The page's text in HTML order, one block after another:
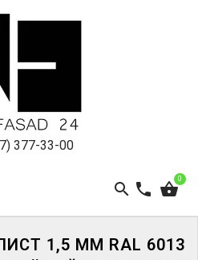
377-33-00
0
1,5 ММ RAL 6013